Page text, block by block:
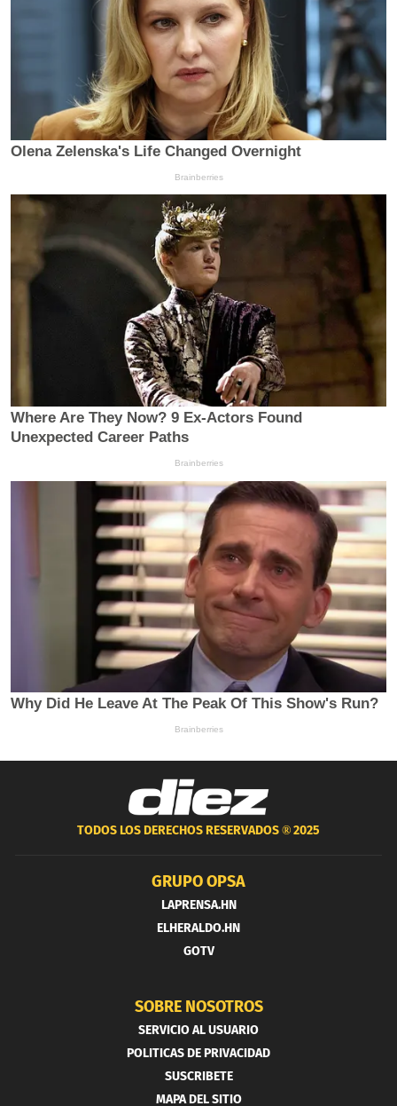
TODOS LOS DERECHOS RESERVADOS ®2025
GRUPO OPSA
LAPRENSA.HN
ELHERALDO.HN
GOTV
SOBRE NOSOTROS
SERVICIO AL USUARIO
POLITICAS DE PRIVACIDAD
SUSCRIBETE
MAPA DEL SITIO